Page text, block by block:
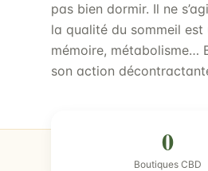
pas bien dormir. Il ne
la qualité du sommeil
mémoire, métabolisme…
son action
0
Boutiques CBD